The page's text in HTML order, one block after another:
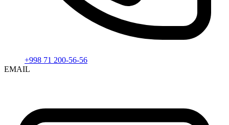
+998 71 200-56-56
EMAIL